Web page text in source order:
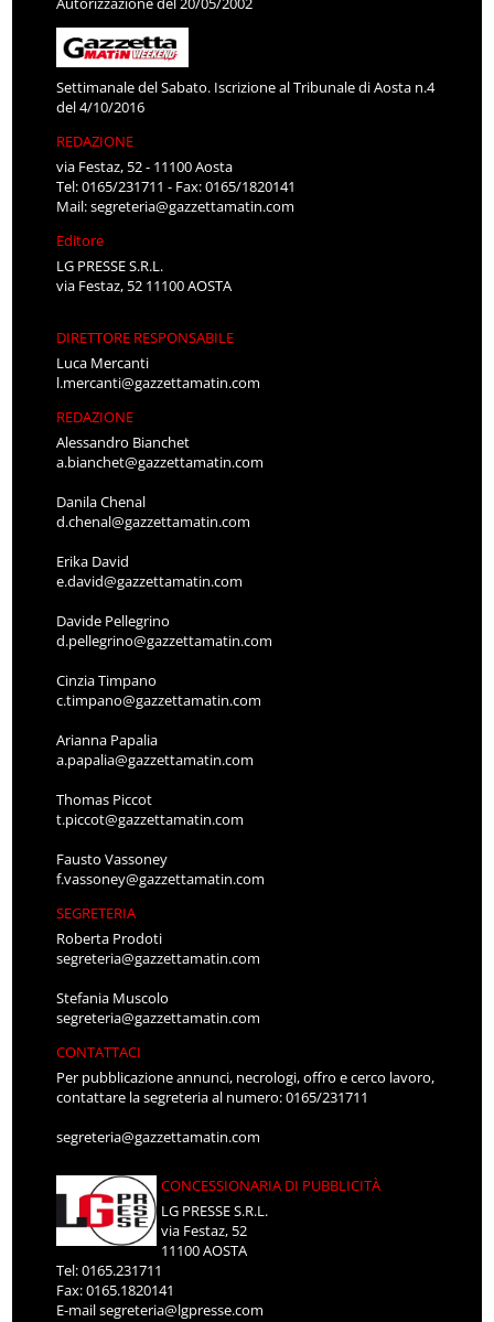
Settimanale del Sabato. Iscrizione al Tribunale di Aosta n.4
del 4/10/2016
REDAZIONE
via Festaz, 52 - 11100 Aosta
Tel: 0165/231711 - Fax: 0165/1820141
Mail:segreteria@gazzettamatin.com
Editore
LG PRESSE S.R.L.
via Festaz, 52 11100 AOSTA
DIRETTORE RESPONSABILE
Luca Mercanti
l.mercanti@gazzettamatin.com
REDAZIONE
Alessandro Bianchet
a.bianchet@gazzettamatin.com
Danila Chenal
d.chenal@gazzettamatin.com
Erika David
e.david@gazzettamatin.com
Davide Pellegrino
d.pellegrino@gazzettamatin.com
Cinzia Timpano
c.timpano@gazzettamatin.com
Arianna Papalia
a.papalia@gazzettamatin.com
Thomas Piccot
t.piccot@gazzettamatin.com
Fausto Vassoney
f.vassoney@gazzettamatin.com
SEGRETERIA
Roberta Prodoti
segreteria@gazzettamatin.com
Stefania Muscolo
segreteria@gazzettamatin.com
CONTATTACI
Per pubblicazione annunci, necrologi, offro e cerco lavoro,
contattare la segreteria al numero: 0165/231711
segreteria@gazzettamatin.com
CONCESSIONARIA DI PUBBLICITÀ
LG PRESSE S.R.L.
via Festaz, 52
11100 AOSTA
Tel: 0165.231711
Fax: 0165.1820141
E-mailsegreteria@lgpresse.com